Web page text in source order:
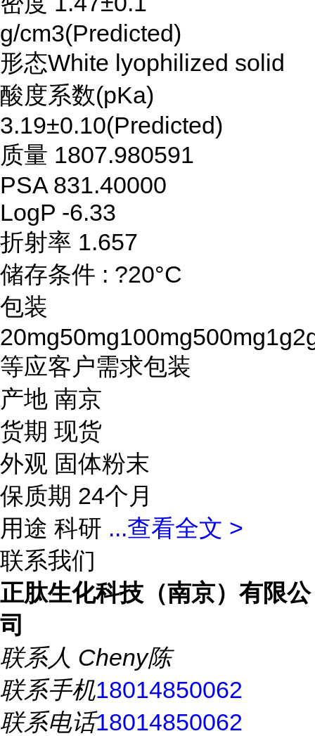
g/cm3(Predicted)
形态White lyophilized solid
酸度系数(pKa)
3.19±0.10(Predicted)
质量 1807.980591
PSA 831.40000
LogP -6.33
折射率 1.657
储存条件 : ?20°C
包装
等应客户需求包装
产地 南京
货期 现货
外观 固体粉末
保质期 24个月
用途 科研 ...查看全文 >
联系我们
正肽生化科技（南京）有限公
司
联系人 Cheny陈
联系手机18014850062
联系电话18014850062